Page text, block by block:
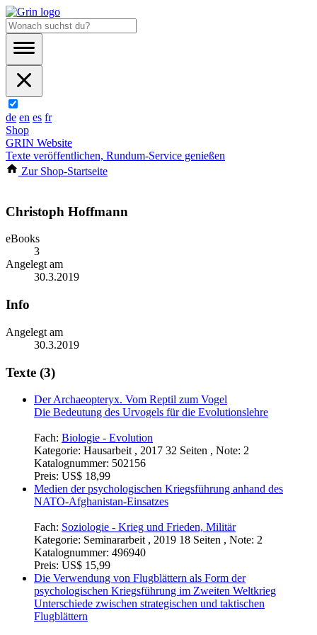
de en es fr
Shop
GRIN Website
Texte veröffentlichen, Rundum-Service genießen
Zur Shop-Startseite
Christoph Hoffmann
eBooks
3
Angelegt am
30.3.2019
Info
Angelegt am
30.3.2019
Texte (3)
Der Archaeopteryx. Vom Reptil zum Vogel
Die Bedeutung des Urvogels für die Evolutionslehre
Fach: Biologie - Evolution
Kategorie: Hausarbeit , 2017 32 Seiten , Note: 2
Katalognummer: 502156
Preis: US$ 18,99
Medien der psychologischen Kriegsführung anhand des
NATO-Afghanistan-Einsatzes
Fach: Soziologie - Krieg und Frieden, Militär
Kategorie: Seminararbeit , 2019 18 Seiten , Note: 2
Katalognummer: 496940
Preis: US$ 15,99
Die Verwendung von Flugblättern als Form der
psychologischen Kriegsführung im Zweiten Weltkrieg
Unterschiede zwischen strategischen und taktischen
Flugblättern